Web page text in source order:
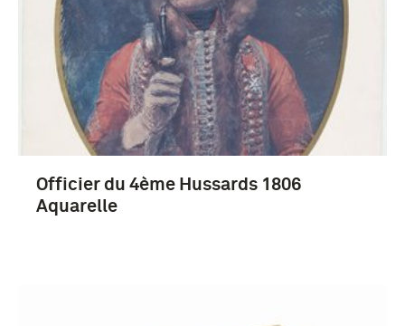
Officier du 4ème Hussards 1806
Aquarelle